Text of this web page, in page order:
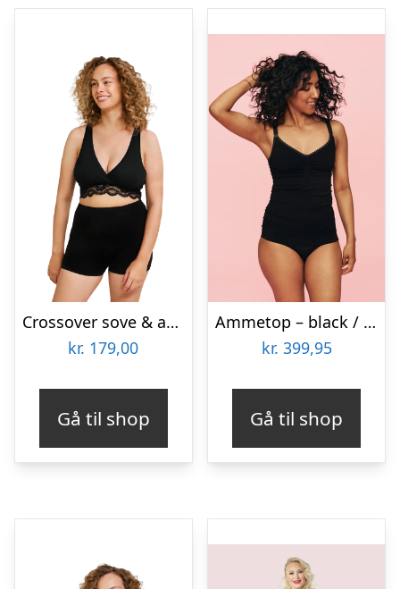
Crossover sove & ammeBh sort m
kr. 179,00
Gå til shop
Ammetop – black / s/m
kr. 399,95
Gå til shop